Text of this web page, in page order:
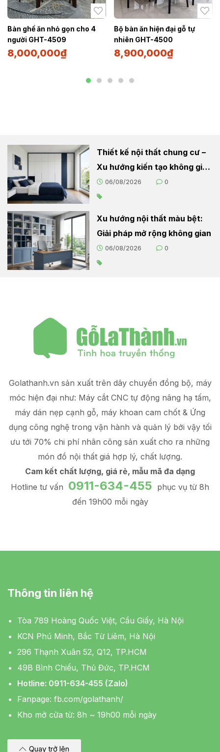
Bàn ghế ăn nhỏ gọn cho 4
người GHT-4509
8,000,000₫
Bộ bàn ăn hiện đại gỗ tự
nhiên GHT-4500
8,900,000₫
Thiết kế nội thất chung cư –
Xu hướng kiến tạo không gian
sống hiện đại
06/08/2026 0
Xu hướng nội thất màu bệt:
Giải pháp mở rộng không gian
06/08/2026 0
Golathanh.vn sản xuất trên dây chuyền đồng bộ, máy
móc hiện đại như: Máy cắt CNC tự động nâng hạ tấm,
máy dán nẹp cạnh gỗ, máy khoan cam chốt & Ứng
dụng công nghệ trong vận hành và quản lý bởi vậy tối
ưu tới 70% chi phí nhân công sản xuất cho ra những
món đồ nội thất giá hợp lý, chất lượng.
Cam kết chất lượng, giá rẻ, mẫu mã đa dạng
Hotline tư vấn 0911-634-455 phục vụ từ 8h
đến 19h00 mỗi ngày
Thông tin liên hệ
Tòa 789 Hoàng Quốc Việt, Cầu Giấy, Hà Nội
KCN Phú Minh, Bắc Từ Liêm, Hà Nội
296 Thạnh Xuân 52, Q12, TP.HCM
49B Bình Chiểu, Thủ Đức, TP.HCM
Hotline: 0911-634-455 (Zalo)
Fanpage: fb.com/golathanh/
Kho mở cửa từ: 8h ~ 19h00 mỗi ngày
Quay trở lên